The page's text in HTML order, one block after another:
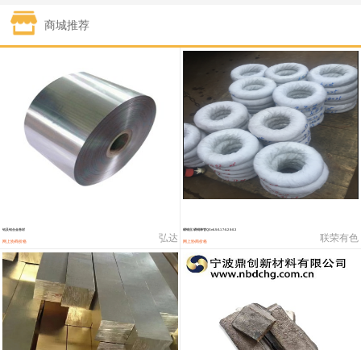
钯金
331,000 -10,000
1#锑 89,000—95,000 92,000 1,000
2#锑 85,000—91,000 88,000 1,000
1#镁 17,000—18,000 17,500 0
19,000 100
1#电解锰(99.7%袋装) 18,000—18,200
1#铬 60,000—82,000 71,000 0
553#硅 9,300—9,500
441#硅 9,600—9,800 9,700
商城推荐
铝及铝合金卷材
网上协商价格 弘达
磷铜丝 磷铜棒管QSn6.5-0.1 7-0.2 8-0.3
网上协商价格 联荣有色